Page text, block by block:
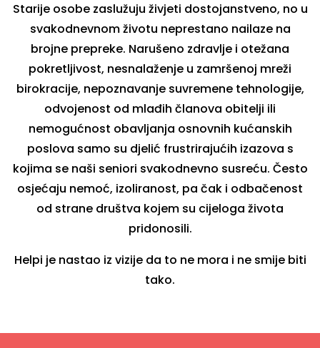
Starije osobe zaslužuju živjeti dostojanstveno, no u
svakodnevnom životu neprestano nailaze na
brojne prepreke. Narušeno zdravlje i otežana
pokretljivost, nesnalaženje u zamršenoj mreži
birokracije, nepoznavanje suvremene tehnologije,
odvojenost od mlađih članova obitelji ili
nemogućnost obavljanja osnovnih kućanskih
poslova samo su djelić frustrirajućih izazova s
kojima se naši seniori svakodnevno susreću. Često
osjećaju nemoć, izoliranost, pa čak i odbačenost
od strane društva kojem su cijeloga života
pridonosili.
Helpi je nastao iz vizije da to ne mora i ne smije biti
tako.